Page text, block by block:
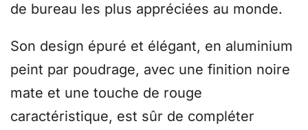
de bureau les plus appréciées au monde.
Son design épuré et élégant, en aluminium
peint par poudrage, avec une finition noire
mate et une touche de rouge
caractéristique, est sûr de compléter